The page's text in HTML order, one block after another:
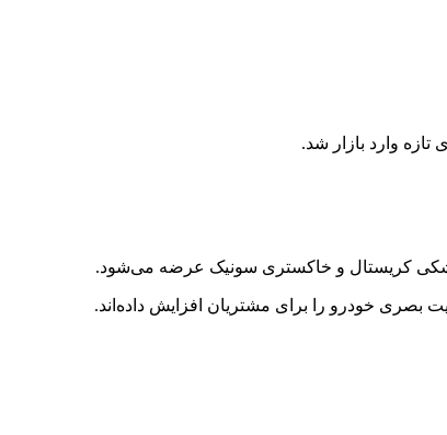
کریستال و خاکستری سونیک عرضه می‌شود.
بصری خودرو را برای مشتریان افزایش داده‌اند.